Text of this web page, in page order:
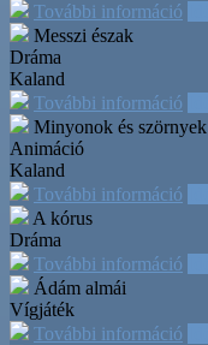
További információ
Messzi észak
Dráma
Kaland
További információ
Minyonok és szörnyek
Animáció
Kaland
További információ
A kórus
Dráma
További információ
Ádám almái
Vígjáték
További információ